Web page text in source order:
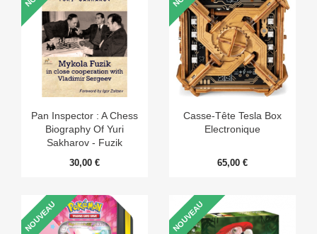
Pan Inspector : A Chess
Biography Of Yuri
Sakharov - Fuzik
30,00 €
Casse-Tête Tesla Box
Electronique
65,00 €
NOUVEAU NOUVEAU